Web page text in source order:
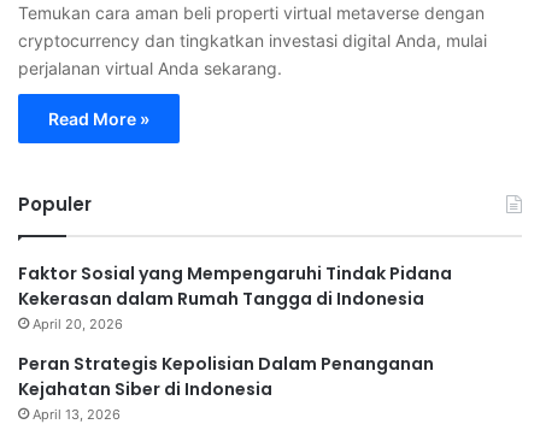
Temukan cara aman beli properti virtual metaverse dengan
cryptocurrency dan tingkatkan investasi digital Anda, mulai
perjalanan virtual Anda sekarang.
Read More »
Populer
Faktor Sosial yang Mempengaruhi Tindak Pidana
Kekerasan dalam Rumah Tangga di Indonesia
April 20, 2026
Peran Strategis Kepolisian Dalam Penanganan
Kejahatan Siber di Indonesia
April 13, 2026